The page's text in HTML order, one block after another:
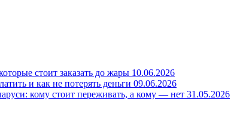
стоит заказать до жары 10.06.2026
и как не потерять деньги 09.06.2026
кому стоит переживать, а кому — нет 31.05.2026